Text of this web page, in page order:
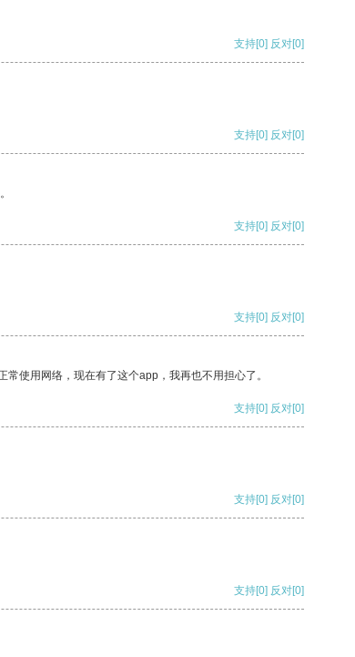
支持[0] 反对[0]
支持[0] 反对[0]
支持[0] 反对[0]
支持[0] 反对[0]
使用网络，现在有了这个app，我再也不用担心了。
支持[0] 反对[0]
支持[0] 反对[0]
支持[0] 反对[0]